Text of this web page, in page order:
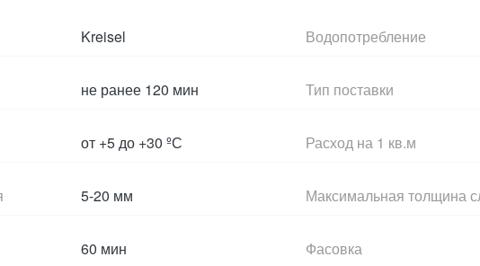
Kreisel Водопотребление
не ранее 120 мин Тип поставки
от +5 до +30 ºС Расход на 1 кв.м
5-20 мм Максимальная толщина
60 мин Фасовка